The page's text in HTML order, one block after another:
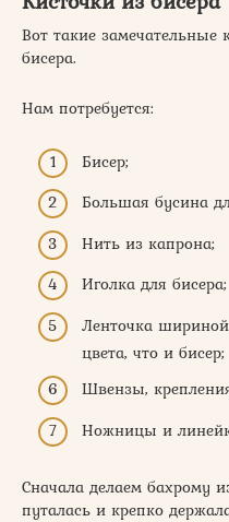
Вот такие замечательные
бисера.
Нам потребуется:
Бисер;
Большая бусина
Нить из капрона;
Иголка для бисера;
Ленточка
цвета, что и бисер;
Швензы,
Ножницы и
Сначала делаем бахрому
путалась и крепко